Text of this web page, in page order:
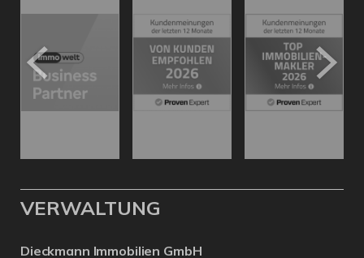
VERWALTUNG
Dieckmann Immobilien GmbH